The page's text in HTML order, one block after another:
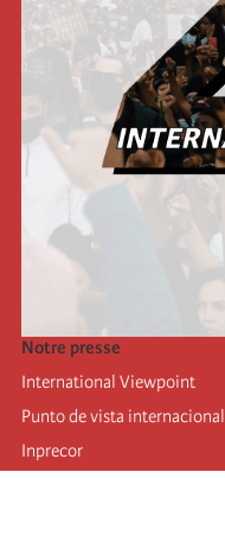
Notre presse
International Viewpoint
Punto de vista internacional
Inprecor